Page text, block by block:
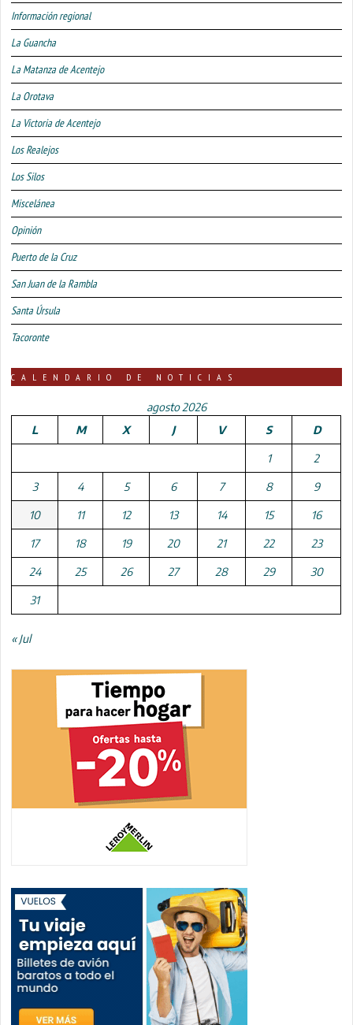
Información regional
La Guancha
La Matanza de Acentejo
La Orotava
La Victoria de Acentejo
Los Realejos
Los Silos
Miscelánea
Opinión
Puerto de la Cruz
San Juan de la Rambla
Santa Úrsula
Tacoronte
CALENDARIO DE NOTICIAS
agosto 2026
L
M X J V S D
1 2
3 4 5 6 7 8 9
10 11 12 13 14 15 16
17 18 19 20 21 22 23
24 25 26 27 28 29 30
31
« Jul